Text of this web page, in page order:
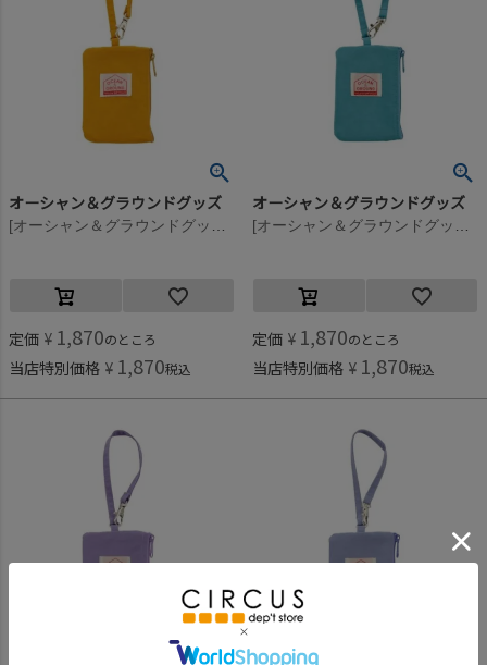
オーシャン＆グラウンドグッズ
定価 ¥ 1,870のところ
当店特別価格 ¥ 1,870税込
オーシャン＆グラウンドグッズ
定価 ¥ 1,870のところ
当店特別価格 ¥ 1,870税込